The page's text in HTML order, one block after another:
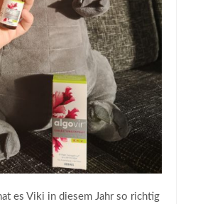
es Viki in diesem Jahr so richtig